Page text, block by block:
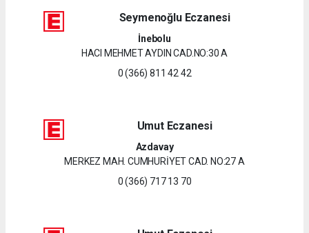
Seymenoğlu Eczanesi
İnebolu
HACI MEHMET AYDIN CAD.NO:30 A
0 (366) 811 42 42
Umut Eczanesi
Azdavay
MERKEZ MAH. CUMHURİYET CAD. NO:27 A
0 (366) 717 13 70